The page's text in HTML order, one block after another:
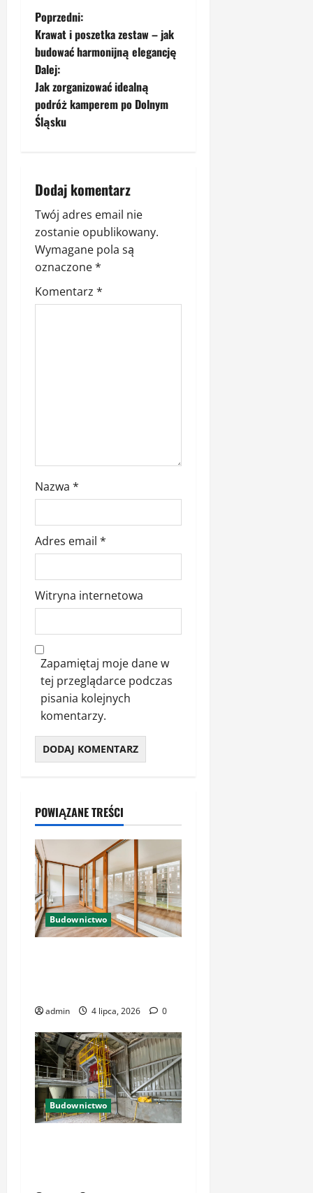
Z
o
b
a
w
p
i
s
y
Poprzedni:
Krawat i poszetka zestaw – jak
budować harmonijną elegancję
Dalej:
Jak zorganizować idealną
podróż kamperem po Dolnym
Śląsku
Dodaj komentarz
Twój adres email nie
zostanie opublikowany.
Wymagane pola są
oznaczone*
Komentarz *
Nazwa *
Adres email *
Witryna internetowa
Zapamiętaj moje dane w
tej przeglądarce podczas
pisania kolejnych
komentarzy.
POWIĄZANE TREŚCI
Budownictwo
admin 4 lipca, 2026 0
Budownictwo